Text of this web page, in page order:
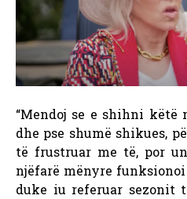
“Mendoj se e shihni këtë
dhe pse shumë shikues,
të frustruar me të, por
njëfarë mënyre funksionoi
duke iu referuar sezonit